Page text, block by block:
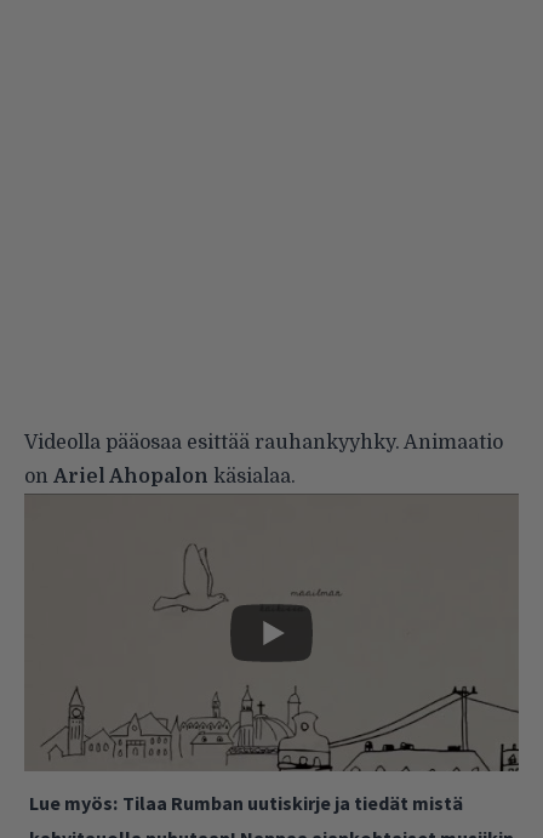
Videolla pääosaa esittää rauhankyyhky. Animaatio
on Ariel Ahopalon käsialaa.
Lue myös: Tilaa Rumban uutiskirje ja tiedät mistä